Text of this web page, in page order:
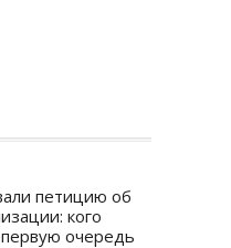
петицию об
кого
очередь